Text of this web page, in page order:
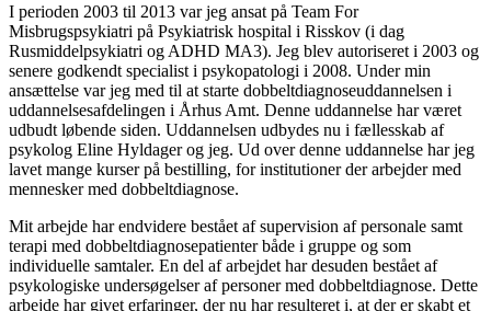
I perioden 2003 til 2013 var jeg ansat på Team For
Misbrugspsykiatri på Psykiatrisk hospital i Risskov (i dag
Rusmiddelpsykiatri og ADHD MA3). Jeg blev autoriseret i 2003 og
senere godkendt specialist i psykopatologi i 2008. Under min
ansættelse var jeg med til at starte dobbeltdiagnoseuddannelsen i
uddannelsesafdelingen i Århus Amt. Denne uddannelse har været
udbudt løbende siden. Uddannelsen udbydes nu i fællesskab af
psykolog Eline Hyldager og jeg. Ud over denne uddannelse har jeg
lavet mange kurser på bestilling, for institutioner der arbejder med
mennesker med dobbeltdiagnose.
Mit arbejde har endvidere bestået af supervision af personale samt
terapi med dobbeltdiagnosepatienter både i gruppe og som
individuelle samtaler. En del af arbejdet har desuden bestået af
psykologiske undersøgelser af personer med dobbeltdiagnose. Dette
arbejde har givet erfaringer, der nu har resulteret i, at der er skabt et